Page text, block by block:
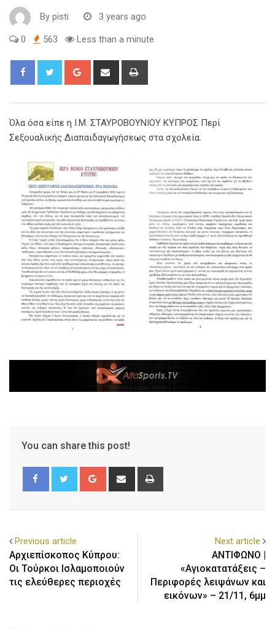
By pisti 3 years ago
0 563 Less than a minute
Όλα όσα είπε η Ι.Μ. ΣΤΑΥΡΟΒΟΥΝΙΟΥ ΚΥΠΡΟΣ Περί
Σεξουαλικής Διαπαιδαγωγήσεως στα σχολεία.
You can share this post!
Previous article
Αρχιεπίσκοπος Κύπρου:
Οι Τούρκοι Ισλαμοποιούν
τις ελεύθερες περιοχές
Next article
ΑΝΤΙΦΩΝΟ |
«Αγιοκατατάξεις –
Περιφορές λειψάνων και
εικόνων» – 21/11, 6μμ